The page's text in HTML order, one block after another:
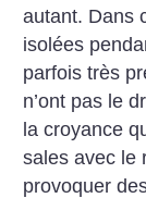
autant. Dans
isolées
parfois très
n’ont pas le
la croyance
sales avec le
provoquer